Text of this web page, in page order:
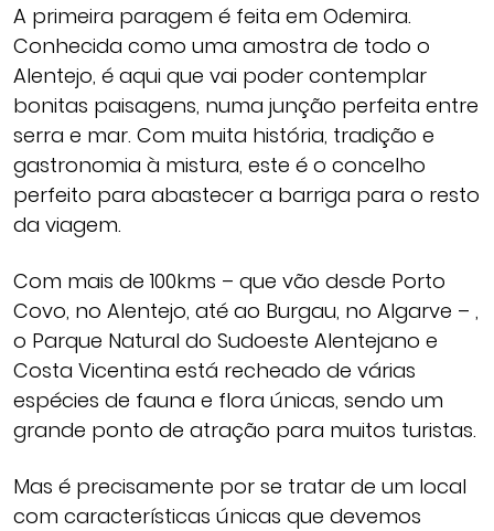
A primeira paragem é feita em Odemira.
Conhecida como uma amostra de todo o
Alentejo, é aqui que vai poder contemplar
bonitas paisagens, numa junção perfeita entre
serra e mar. Com muita história, tradição e
gastronomia à mistura, este é o concelho
perfeito para abastecer a barriga para o resto
da viagem.
Com mais de 100kms – que vão desde Porto
Covo, no Alentejo, até ao Burgau, no Algarve – ,
o Parque Natural do Sudoeste Alentejano e
Costa Vicentina está recheado de várias
espécies de fauna e flora únicas, sendo um
grande ponto de atração para muitos turistas.
Mas é precisamente por se tratar de um local
com características únicas que devemos